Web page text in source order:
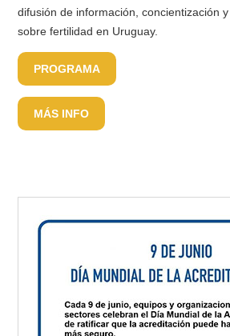
difusión de información, concientización
sobre fertilidad en Uruguay.
PROGRAMA
MÁS INFO